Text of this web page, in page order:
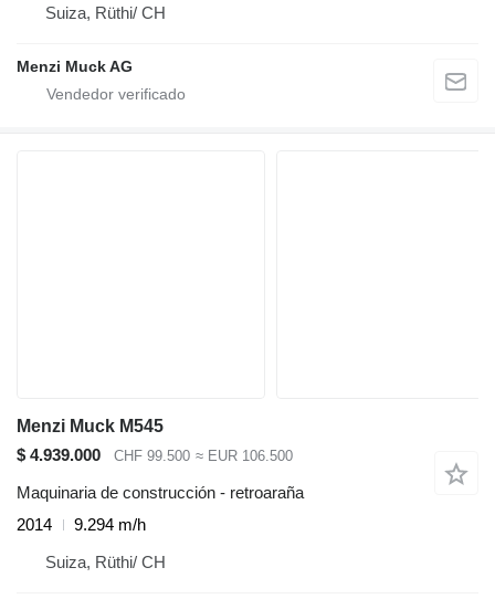
Suiza, Rüthi/ CH
Menzi Muck AG
Menzi Muck M545
$ 4.939.000
CHF 99.500 ≈ EUR 106.500
Maquinaria de construcción - retroaraña
2014
9.294 m/h
Suiza, Rüthi/ CH